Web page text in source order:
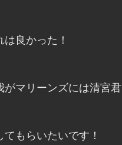
良かった！
がマリーンズには清宮
もらいたいです！